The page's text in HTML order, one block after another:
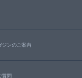
ジンのご案内
質問